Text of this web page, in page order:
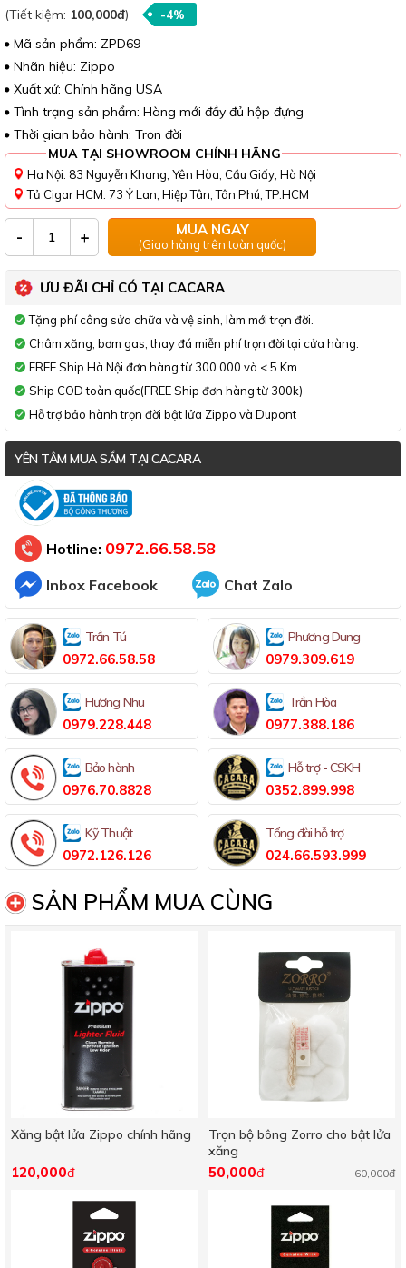
(Tiết kiệm: 100,000đ) -4%
Mã sản phẩm: ZPD69
Nhãn hiệu: Zippo
Xuất xứ: Chính hãng USA
Tình trạng sản phẩm: Hàng mới đầy đủ hộp đựng
Thời gian bảo hành: Trọn đời
MUA TẠI SHOWROOM CHÍNH HÃNG
Ha Nội: 83 Nguyễn Khang, Yên Hòa, Cầu Giấy, Hà Nội
Tủ Cigar HCM: 73 Ỷ Lan, Hiệp Tân, Tân Phú, TP.HCM
- + MUA NGAY
(Giao hàng trên toàn quốc)
ƯU ĐÃI CHỈ CÓ TẠI CACARA
Tặng phí công sửa chữa và vệ sinh, làm mới trọn đời.
Châm xăng, bơm gas, thay đá miễn phí trọn đời tại cửa hàng.
FREE Ship Hà Nội đơn hàng từ 300.000 và < 5 Km
Ship COD toàn quốc(FREE Ship đơn hàng từ 300k)
Hỗ trợ bảo hành trọn đời bật lửa Zippo và Dupont
YÊN TÂM MUA SẮM TẠI CACARA
Đã thông báo Bộ Công Thương
Hotline: 0972.66.58.58
Inbox Facebook Chat Zalo
Trần Tú
0972.66.58.58
Phương Dung
0979.309.619
Hương Nhu
0979.228.448
Trần Hòa
0977.388.186
Bảo hành
0976.70.8828
Hỗ trợ - CSKH
0352.899.998
Kỹ Thuật
0972.126.126
Tổng đài hỗ trợ
024.66.593.999
SẢN PHẨM MUA CÙNG
Xăng bật lửa Zippo chính hãng
120,000đ
Trọn bộ bông Zorro cho bật lửa
xăng
60,000đ
50,000đ